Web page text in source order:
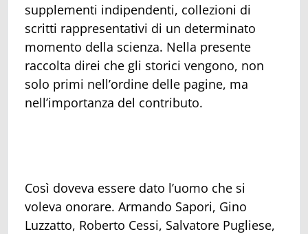
supplementi indipendenti, collezioni di
scritti rappresentativi di un determinato
momento della scienza. Nella presente
raccolta direi che gli storici vengono, non
solo primi nell’ordine delle pagine, ma
nell’importanza del contributo.
Così doveva essere dato l’uomo che si
voleva onorare. Armando Sapori, Gino
Luzzatto, Roberto Cessi, Salvatore Pugliese,